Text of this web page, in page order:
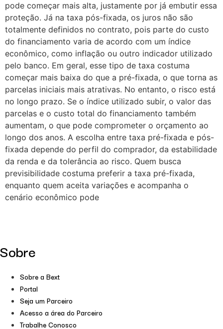
pode começar mais alta, justamente por já embutir essa
proteção. Já na taxa pós-fixada, os juros não são
totalmente definidos no contrato, pois parte do custo
do financiamento varia de acordo com um índice
econômico, como inflação ou outro indicador utilizado
pelo banco. Em geral, esse tipo de taxa costuma
começar mais baixa do que a pré-fixada, o que torna as
parcelas iniciais mais atrativas. No entanto, o risco está
no longo prazo. Se o índice utilizado subir, o valor das
parcelas e o custo total do financiamento também
aumentam, o que pode comprometer o orçamento ao
longo dos anos. A escolha entre taxa pré-fixada e pós-
fixada depende do perfil do comprador, da estabilidade
da renda e da tolerância ao risco. Quem busca
previsibilidade costuma preferir a taxa pré-fixada,
enquanto quem aceita variações e acompanha o
cenário econômico pode
Sobre
Sobre a Bext
Portal
Seja um Parceiro
Acesso a área do Parceiro
Trabalhe Conosco